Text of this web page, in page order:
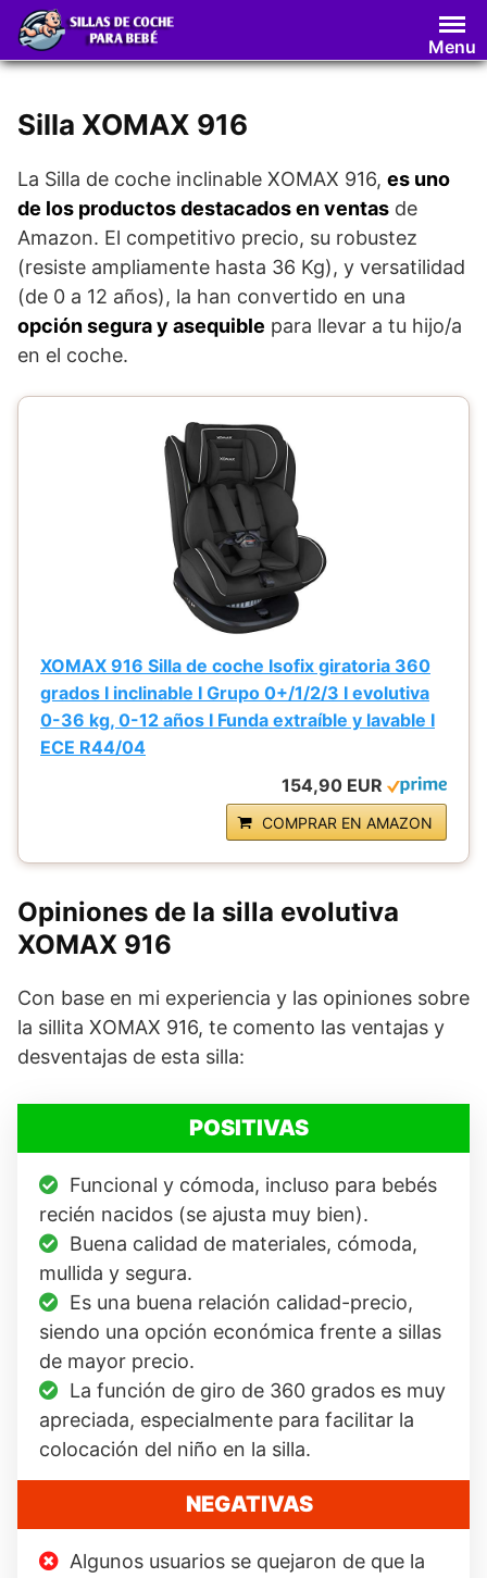
Saltar
contenido
Menu
Silla XOMAX 916
La Silla de coche inclinable XOMAX 916, es uno
de los productos destacados en ventas de
Amazon. El competitivo precio, su robustez
(resiste ampliamente hasta 36 Kg), y versatilidad
(de 0 a 12 años), la han convertido en una
opción segura y asequible para llevar a tu hijo/a
en el coche.
XOMAX 916 Silla de coche Isofix giratoria 360
grados I inclinable I Grupo 0+/1/2/3 I evolutiva
0-36 kg, 0-12 años I Funda extraíble y lavable I
ECE R44/04
154,90 EUR
COMPRAR EN AMAZON
Opiniones de la silla evolutiva
XOMAX 916
Con base en mi experiencia y las opiniones sobre
la sillita XOMAX 916, te comento las ventajas y
desventajas de esta silla:
POSITIVAS
Funcional y cómoda, incluso para bebés
recién nacidos (se ajusta muy bien).
Buena calidad de materiales, cómoda,
mullida y segura.
Es una buena relación calidad-precio,
siendo una opción económica frente a sillas
de mayor precio.
La función de giro de 360 grados es muy
apreciada, especialmente para facilitar la
colocación del niño en la silla.
NEGATIVAS
Algunos usuarios se quejaron de que la